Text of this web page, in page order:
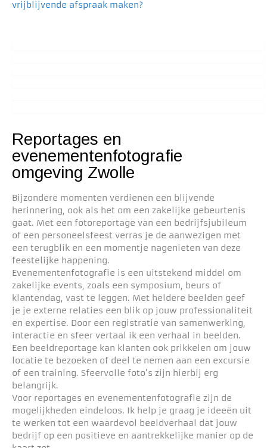
vrijblijvende afspraak maken?
Reportages en
evenementenfotografie
omgeving Zwolle
Bijzondere momenten verdienen een blijvende
herinnering, ook als het om een zakelijke gebeurtenis
gaat. Met een fotoreportage van een bedrijfsjubileum
of een personeelsfeest verras je de aanwezigen met
een terugblik en een momentje nagenieten van deze
feestelijke happening.
Evenementenfotografie is een uitstekend middel om
zakelijke events, zoals een symposium, beurs of
klantendag, vast te leggen. Met heldere beelden geef
je je externe relaties een blik op jouw professionaliteit
en expertise. Door een registratie van samenwerking,
interactie en sfeer vertaal ik een verhaal in beelden.
Een beeldreportage kan klanten ook prikkelen om jouw
locatie te bezoeken of deel te nemen aan een excursie
of een training. Sfeervolle foto’s zijn hierbij erg
belangrijk.
Voor reportages en evenementenfotografie zijn de
mogelijkheden eindeloos. Ik help je graag je ideeën uit
te werken tot een waardevol beeldverhaal dat jouw
bedrijf op een positieve en aantrekkelijke manier op de